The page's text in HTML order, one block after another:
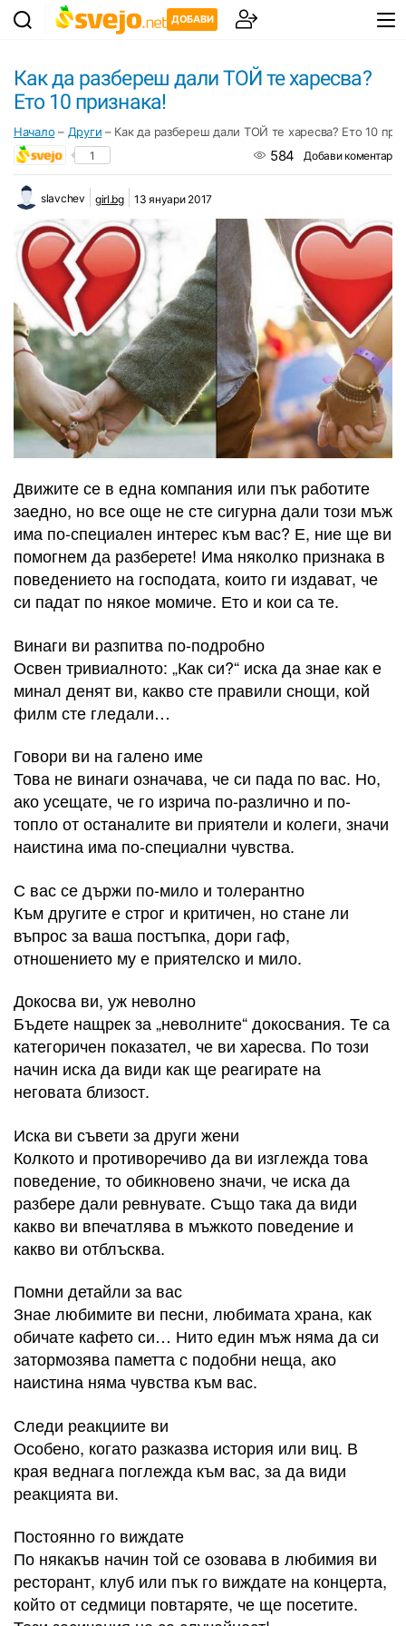
ДОБАВИ
Как да разбереш дали ТОЙ те харесва?
Ето 10 признака!
Начало – Други – Как да разбереш дали ТОЙ те харесва? Ето 10
1 584 Добави коментар
slavchev girl.bg 13 януари 2017
Движите се в една компания или пък работите
заедно, но все още не сте сигурна дали този мъж
има по-специален интерес към вас? Е, ние ще ви
помогнем да разберете! Има няколко признака в
поведението на господата, които ги издават, че
си падат по някое момиче. Ето и кои са те.
Винаги ви разпитва по-подробно
Освен тривиалното: „Как си?“ иска да знае как е
минал денят ви, какво сте правили снощи, кой
филм сте гледали…
Говори ви на галено име
Това не винаги означава, че си пада по вас. Но,
ако усещате, че го изрича по-различно и по-
топло от останалите ви приятели и колеги, значи
наистина има по-специални чувства.
С вас се държи по-мило и толерантно
Към другите е строг и критичен, но стане ли
въпрос за ваша постъпка, дори гаф,
отношението му е приятелско и мило.
Докосва ви, уж неволно
Бъдете нащрек за „неволните“ докосвания. Те са
категоричен показател, че ви харесва. По този
начин иска да види как ще реагирате на
неговата близост.
Иска ви съвети за други жени
Колкото и противоречиво да ви изглежда това
поведение, то обикновено значи, че иска да
разбере дали ревнувате. Също така да види
какво ви впечатлява в мъжкото поведение и
какво ви отблъсква.
Помни детайли за вас
Знае любимите ви песни, любимата храна, как
обичате кафето си… Нито един мъж няма да си
затормозява паметта с подобни неща, ако
наистина няма чувства към вас.
Следи реакциите ви
Особено, когато разказва история или виц. В
края веднага поглежда към вас, за да види
реакцията ви.
Постоянно го виждате
По някакъв начин той се озовава в любимия ви
ресторант, клуб или пък го виждате на концерта,
който от седмици повтаряте, че ще посетите.